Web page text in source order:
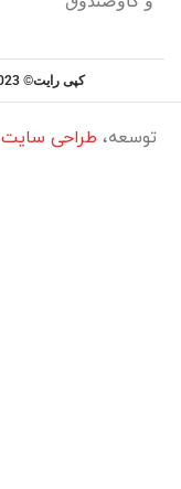
کپی رایت© 2023 خیر مقدم. تمامی حقوق محفوظ است.
توسعه، طراحی سایت